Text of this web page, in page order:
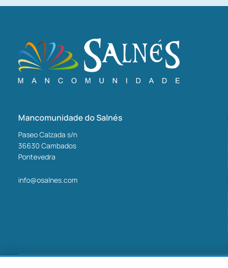
Mancomunidade do Salnés
Paseo Calzada s/n
36630 Cambados
Pontevedra
info@osalnes.com